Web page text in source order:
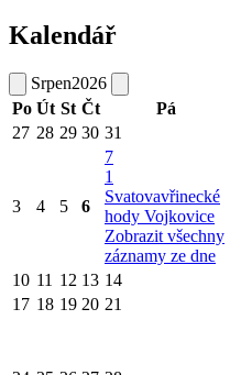
Kalendář
Srpen2026
Po Út St Čt Pá
27 28 29 30 31
3 4 5 6
7
1
Svatovavřinecké
hody Vojkovice
Zobrazit všechny
záznamy ze dne
10 11 12 13 14
17 18 19 20 21